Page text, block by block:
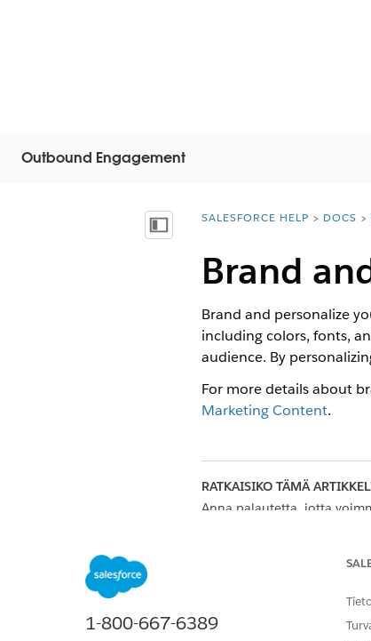
Outbound Engagement
Näytä sisällysluettelo
You are here:
SALESFORCE HELP DOCS
Brand
Brand and personalize
including colors, fonts,
audience. By
For more details about
Marketing Content.
RATKAISIKO TÄMÄ
Anna palautetta, jotta
1-800-667-6389